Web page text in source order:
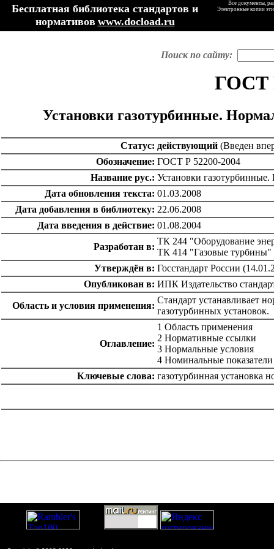
Бесплатная библиотека стандартов и
нормативов www.docload.ru
Все документы,
Электронные копии
Поиск по сайту:
ГОСТ
Установки газотурбинные.
Статус: действующий (Введен
Обозначение: ГОСТ Р 52200-2004
Название рус.: Установки
Дата обновления текста: 01.03.2008
Дата добавления в библиотеку: 22.06.2008
Дата введения в действие: 01.08.2004
Разработан в:
ТК 244 "Оборудование
ТК 414 "Газовые турбины"
Утверждён в: Госстандарт России
Опубликован в: ИПК Издательство
Область и условия применения:
Стандарт устанавливает
газотурбинных установок.
Оглавление:
1 Область применения
2 Нормативные ссылки
3 Нормальные условия
4 Номинальные показатели
Ключевые слова: газотурбинная установка